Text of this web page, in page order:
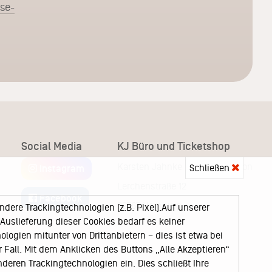
Social Media
Facebook
KJ Büro und Ticketshop
Karsten Jahnke Konzertdirektion
22767 Hamburg
Schließen
Trackingtechnologien (z.B. Pixel).Auf unserer
dieser Cookies bedarf es keiner
mitunter von Drittanbietern – dies ist etwa bei
Mit dem Anklicken des Buttons „Alle Akzeptieren“
Trackingtechnologien ein. Dies schließt Ihre